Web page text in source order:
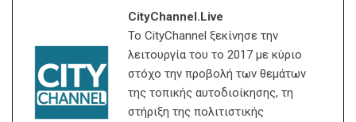
CityChannel.live
Το CityChannel ξεκίνησε την
λειτουργία του το 2017 με κύριο
στόχο την προβολή των θεμάτων
της τοπικής αυτοδιοίκησης, τη
στήριξη της πολιτιστικής